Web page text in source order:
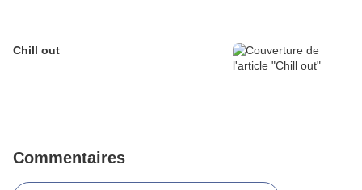
Chill out
Commentaires